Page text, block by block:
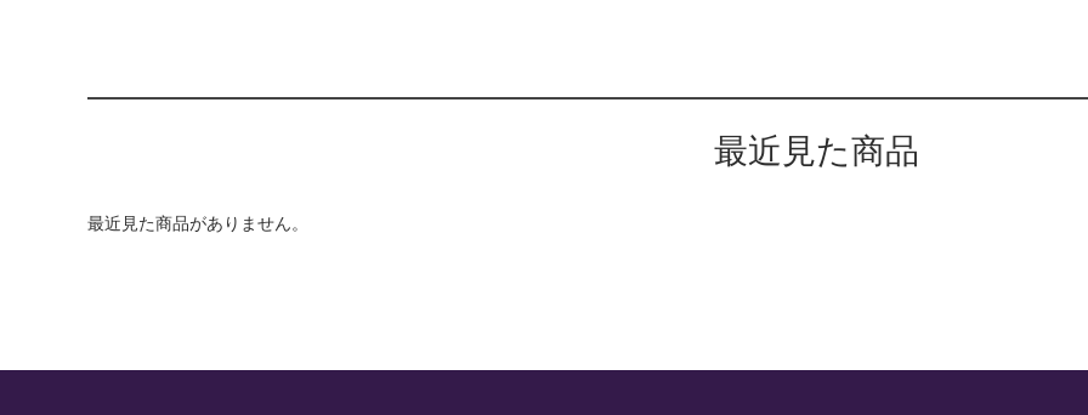
最近見た商品
最近見た商品がありません。